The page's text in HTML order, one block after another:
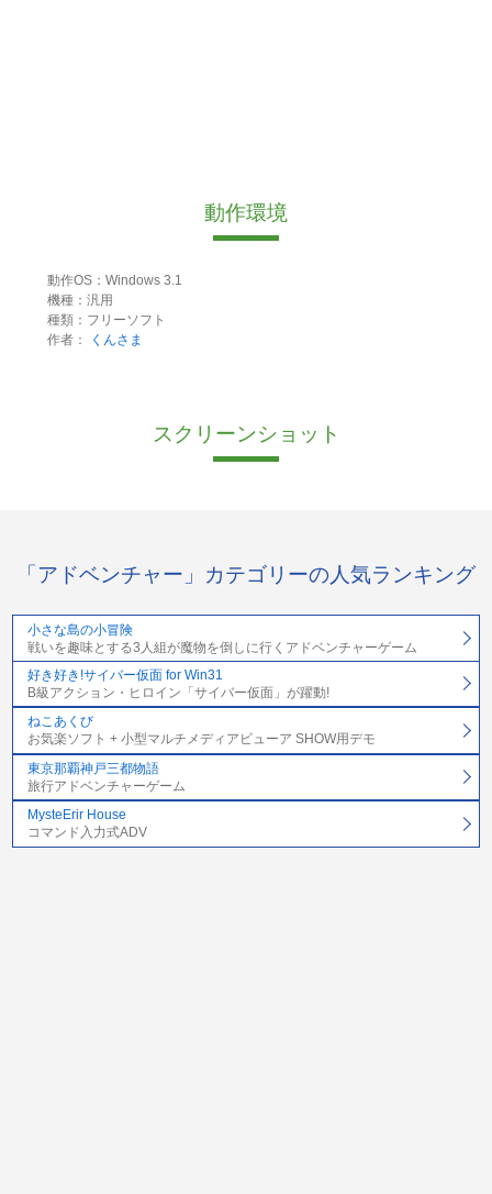
動作環境
動作OS：Windows 3.1
機種：汎用
種類：フリーソフト
作者：
くんさま
スクリーンショット
「アドベンチャー」カテゴリーの人気ランキング
小さな島の小冒険
戦いを趣味とする3人組が魔物を倒しに行くアドベンチャーゲーム
好き好き!サイバー仮面 for Win31
B級アクション・ヒロイン「サイバー仮面」が躍動!
ねこあくび
お気楽ソフト + 小型マルチメディアビューア SHOW用デモ
東京那覇神戸三都物語
旅行アドベンチャーゲーム
MysteErir House
コマンド入力式ADV